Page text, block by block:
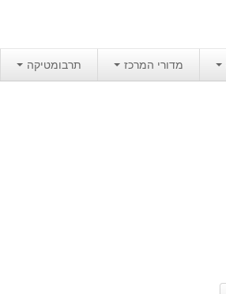
מדורי המרכז תרבומטיקה